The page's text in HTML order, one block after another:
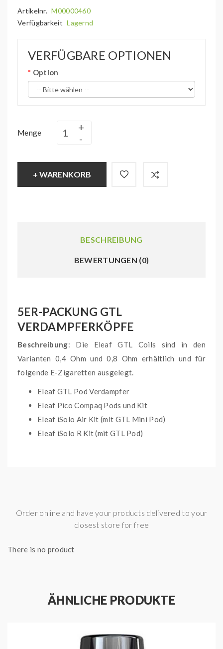
Artikelnr. M00000460
Verfügbarkeit Lagernd
VERFÜGBARE OPTIONEN
Option
Menge
+ WARENKORB
BESCHREIBUNG
BEWERTUNGEN (0)
5ER-PACKUNG GTL
VERDAMPFERKÖPFE
Beschreibung: Die Eleaf GTL Coils sind in den
Varianten 0,4 Ohm und 0,8 Ohm erhältlich und für
folgende E-Zigaretten ausgelegt.
Eleaf GTL Pod Verdampfer
Eleaf Pico Compaq Pods und Kit
Eleaf iSolo Air Kit (mit GTL Mini Pod)
Eleaf iSolo R Kit (mit GTL Pod)
Widerstand 0,4 Ohm, 0,8 Ohm
Order online and have your products delivered to your
closest store for free
There is no product
ÄHNLICHE PRODUKTE